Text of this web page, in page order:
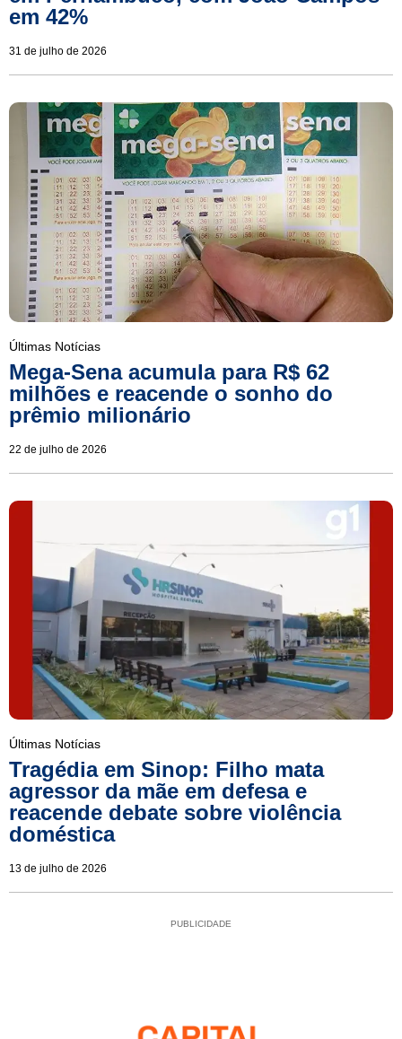
em 42%
31 de julho de 2026
Últimas Notícias
Mega-Sena acumula para R$ 62
milhões e reacende o sonho do
prêmio milionário
22 de julho de 2026
Últimas Notícias
Tragédia em Sinop: Filho mata
agressor da mãe em defesa e
reacende debate sobre violência
doméstica
13 de julho de 2026
PUBLICIDADE